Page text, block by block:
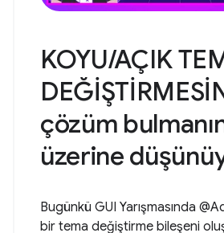
KOYU/AÇIK
çözüm
üzerine
Bugünkü GUI Yarışmasında
bir tema değiştirme bileşeni